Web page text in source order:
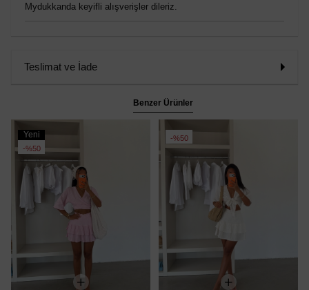
Mydukkanda keyifli alışverişler dileriz.
Teslimat ve İade
Benzer Ürünler
Yeni
Ürün
%50
%50